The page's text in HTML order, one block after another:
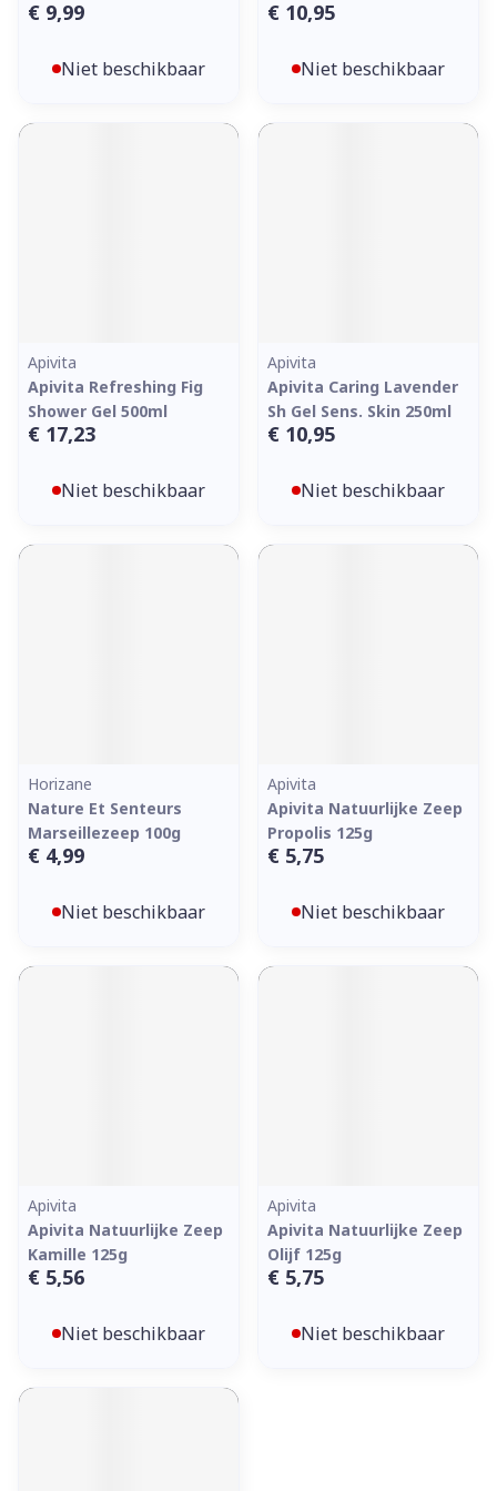
€ 9,99
Niet beschikbaar
€ 10,95
Niet beschikbaar
Apivita
Apivita Refreshing Fig
Shower Gel 500ml
€ 17,23
Niet beschikbaar
Apivita
Apivita Caring Lavender
Sh Gel Sens. Skin 250ml
€ 10,95
Niet beschikbaar
Horizane
Nature Et Senteurs
Marseillezeep 100g
€ 4,99
Niet beschikbaar
Apivita
Apivita Natuurlijke Zeep
Propolis 125g
€ 5,75
Niet beschikbaar
Apivita
Apivita Natuurlijke Zeep
Kamille 125g
€ 5,56
Niet beschikbaar
Apivita
Apivita Natuurlijke Zeep
Olijf 125g
€ 5,75
Niet beschikbaar